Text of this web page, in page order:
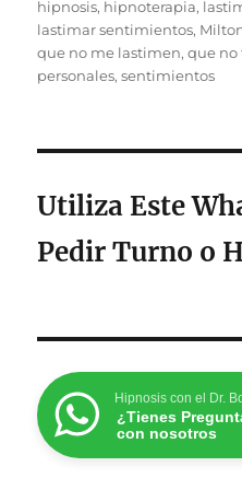
hipnosis, hipnoterapia,
lastimar sentimientos,
que no me lastimen,que no
personales,sentimientos
Utiliza Este
Pedir Turno o
Hipnosis con el Dr.
¿Tienes
con nosotros